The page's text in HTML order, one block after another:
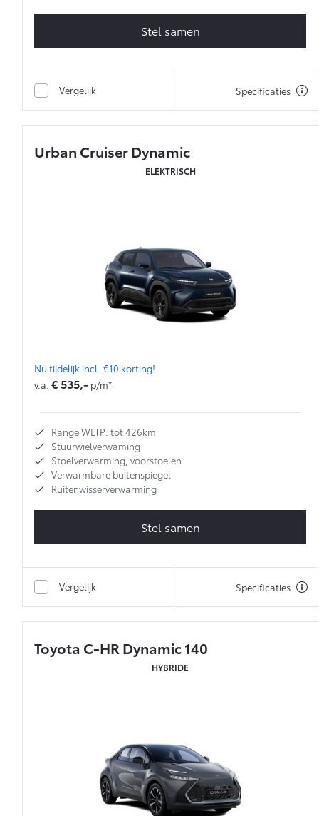
Stel samen
Vergelijk Specificaties
Urban Cruiser Dynamic
ELEKTRISCH
Nu tijdelijk incl. €10 korting!
v.a. € 535,- p/m*
Range WLTP: tot 426km
Stuurwielverwaming
Stoelverwarming, voorstoelen
Verwarmbare buitenspiegel
Ruitenwisserverwarming
Stel samen
Vergelijk Specificaties
Toyota C-HR Dynamic 140
HYBRIDE